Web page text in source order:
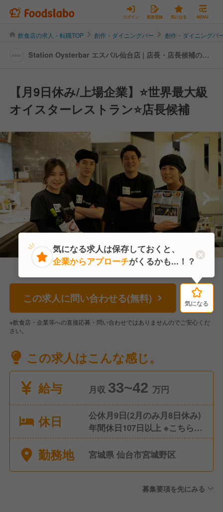
ログイン 新規登録 気になる MENU
飲食店の求人・転職TOP 創作・ダイニングバー 創作・ダイニングバ
Station Oysterbar エスパル仙台店 | 店長・店長候補の転
【月9日休み/上場企業】⭐世界最大級
オイスターレストラン⭐店長候補
この求人に問い合わせる(無料) 気になる
※飲食店・企業等への直接応募・問い合わせではありませんのでご安心くだ
さい。
この求人はこんな感じ。
給与
月収 33~42 万円
休日
公休月9日(2月のみ月8日休み)
年間休日107日以上 ※こちらは
最低でも取得できる休日数と
なります。 その他にも下記の
■冬季休暇 ■リフレッシュ休暇
勤務地 宮城県 仙台市宮城野区
募集要項を先にみる
気になる
気になる求人は保存しておくと、
企業からアプローチがくるかも...！？